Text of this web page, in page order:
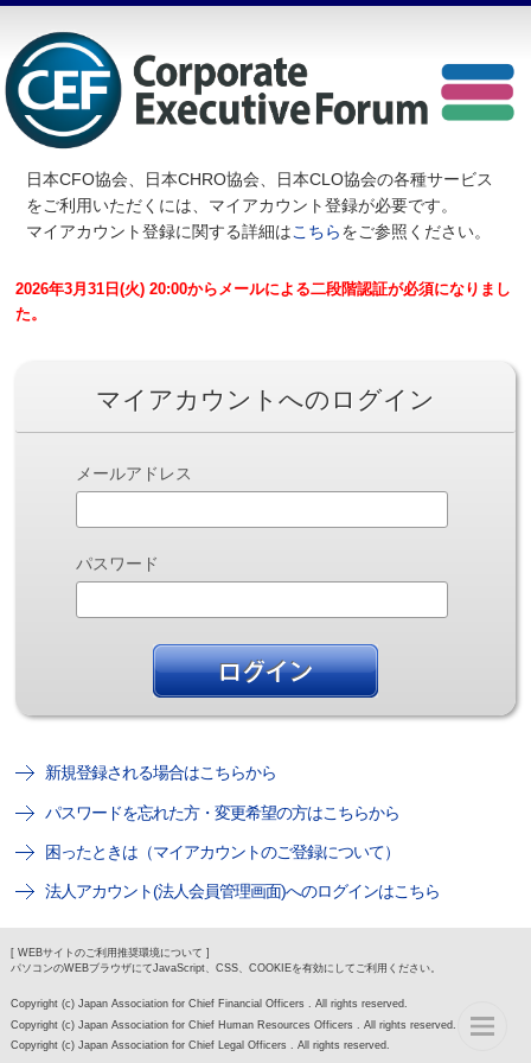
日本CFO協会、日本CHRO協会、日本CLO協会の各種サービス
をご利用いただくには、マイアカウント登録が必要です。
マイアカウント登録に関する詳細はこちらをご参照ください。
2026年3月31日(火) 20:00からメールによる二段階認証が必須になりまし
た。
マイアカウントへのログイン
メールアドレス
パスワード
新規登録される場合はこちらから
パスワードを忘れた方・変更希望の方はこちらから
困ったときは（マイアカウントのご登録について）
法人アカウント(法人会員管理画面)へのログインはこちら
[ WEBサイトのご利用推奨環境について ]
パソコンのWEBブラウザにてJavaScript、CSS、COOKIEを有効にしてご利用ください。
Copyright (c) Japan Association for Chief Financial Officers . All rights reserved.
Copyright (c) Japan Association for Chief Human Resources Officers . All rights reserved.
Copyright (c) Japan Association for Chief Legal Officers . All rights reserved.